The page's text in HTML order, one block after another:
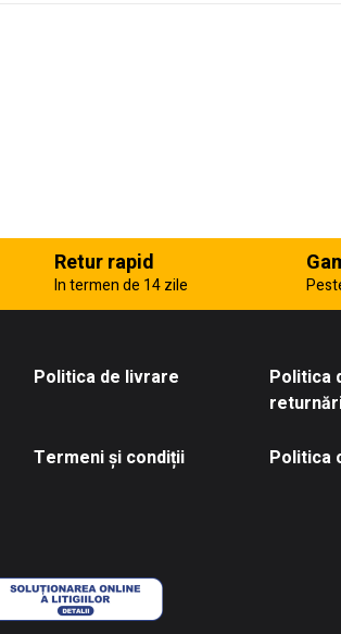
Retur rapid
In termen de 14 zile
Politica de livrare
Politica
Termeni și condiții Politica